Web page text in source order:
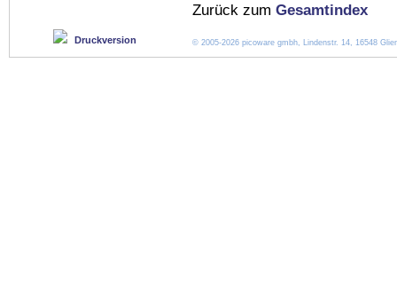
Zurück zum Gesamtindex
Druckversion © 2005-2026 picoware gmbh, Lindenstr. 14, 16548